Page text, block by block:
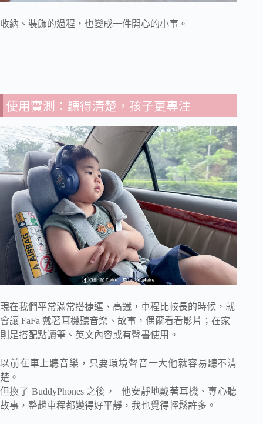
收納、裝飾的過程，也變成一件開心的小事。
使用實測：聽得清楚，孩子更專注
現在我們平常滿常搭捷運、高鐵，車程比較長的時候，就
會讓 FaFa 戴著耳機聽音樂、故事，偶爾看看影片；在家
則是搭配點讀筆、英文內容或有聲書使用。
以前在車上聽音樂，只要環境聲音一大他就容易聽不清
楚。
但換了 BuddyPhones 之後， 他安靜地戴著耳機、專心聽
故事，整趟車程都變得好平靜，我也覺得輕鬆許多。